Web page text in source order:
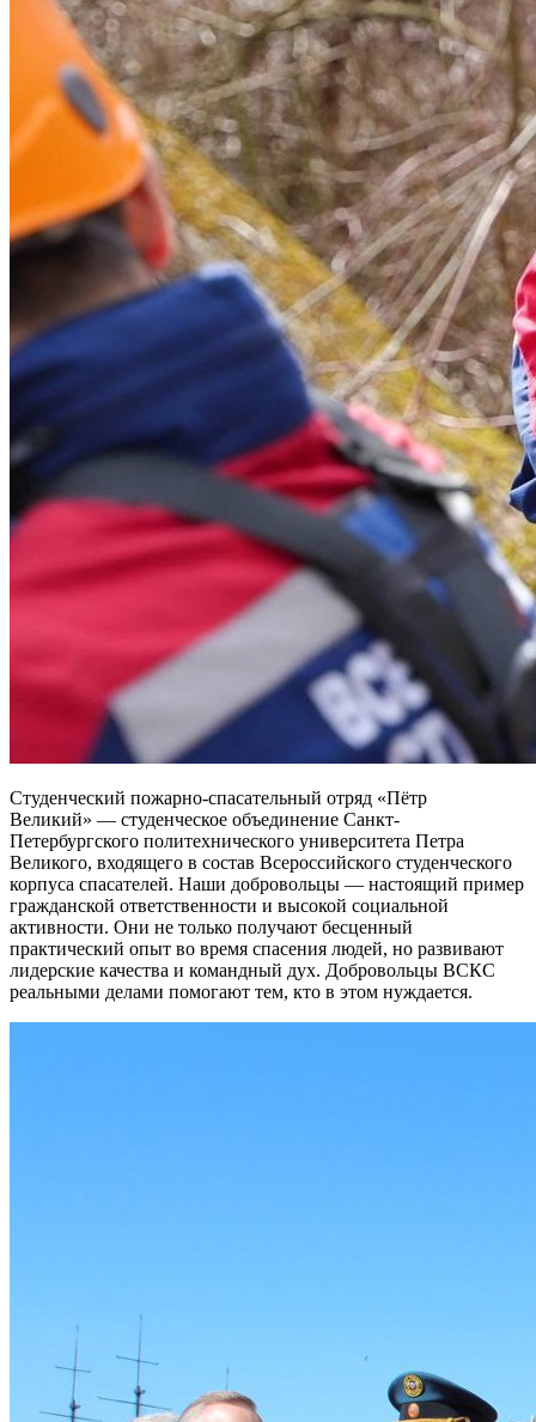
Студенческий пожарно-спасательный отряд «Пётр
Великий» — студенческое объединение Санкт-
Петербургского политехнического университета Петра
Великого, входящего в состав Всероссийского студенческого
корпуса спасателей. Наши добровольцы — настоящий пример
гражданской ответственности и высокой социальной
активности. Они не только получают бесценный
практический опыт во время спасения людей, но развивают
лидерские качества и командный дух. Добровольцы ВСКС
реальными делами помогают тем, кто в этом нуждается.